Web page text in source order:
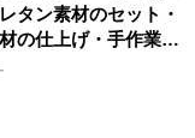
タン素材のセット・
材の仕上げ・手作業
しての車用シートの